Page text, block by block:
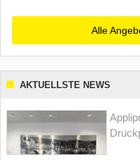
Alle
AKTUELLSTE NEWS